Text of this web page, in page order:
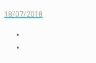
18/07/2018